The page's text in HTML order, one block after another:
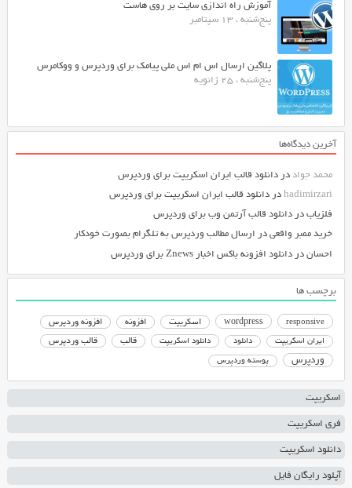
آموزش راه اندازی سایت بر روی هاست
پنج‌شنبه ، 13 سپتامبر
پلاگین ارسال اس ام اس ملی پیامک برای وردپرس و ووکامرس
پنج‌شنبه ، 25 ژانویه
آخرین دیدگاه‌ها
محمد جواددر دانلود قالب ایران اسکریپت برای وردپرس
hadimirzariدر دانلود قالب ایران اسکریپت برای وردپرس
فلزیابدر دانلود قالب آرتمن وب برای وردپرس
خرید ممبر واقعیدر ارسال مطالب وردپرس به تلگرام بصورت خودکار
احساندر دانلود افزونه باکس اخبار Znews برای وردپرس
برچسب ها
responsive
wordpress اسکریپت افزونه افزونه وردپرس
ایران اسکریپت دانلود دانلود اسکریپت قالب قالب وردپرس
وردپرس پوسته وردپرس
اسکریپت
فری اسکریپت
دانلود اسکریپت
آپلود رایگان فایل